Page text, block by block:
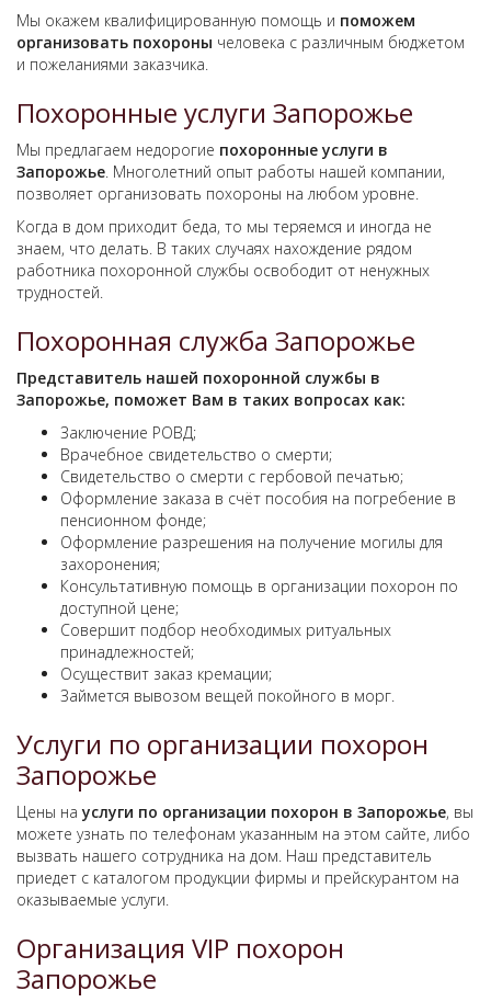
Мы окажем квалифицированную помощь и поможем
организовать похороны человека с различным бюджетом
и пожеланиями заказчика.
Похоронные услуги Запорожье
Мы предлагаем недорогие похоронные услуги в
Запорожье. Многолетний опыт работы нашей компании,
позволяет организовать похороны на любом уровне.
Когда в дом приходит беда, то мы теряемся и иногда не
знаем, что делать. В таких случаях нахождение рядом
работника похоронной службы освободит от ненужных
трудностей.
Похоронная служба Запорожье
Представитель нашей похоронной службы в
Запорожье, поможет Вам в таких вопросах как:
Заключение РОВД;
Врачебное свидетельство о смерти;
Свидетельство о смерти с гербовой печатью;
Оформление заказа в счёт пособия на погребение в
пенсионном фонде;
Оформление разрешения на получение могилы для
захоронения;
Консультативную помощь в организации похорон по
доступной цене;
Совершит подбор необходимых ритуальных
принадлежностей;
Осуществит заказ кремации;
Займется вывозом вещей покойного в морг.
Услуги по организации похорон
Запорожье
Цены науслуги по организации похорон в Запорожье, вы
можете узнать по телефонам указанным на этом сайте, либо
вызвать нашего сотрудника на дом. Наш представитель
приедет с каталогом продукции фирмы и прейскурантом на
оказываемые услуги.
Организация VIP похорон
Запорожье